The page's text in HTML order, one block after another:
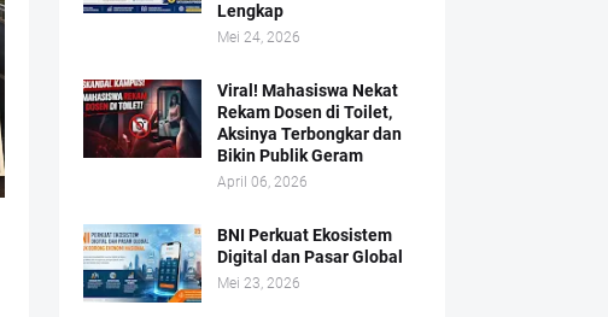
Lengkap
Mei 24, 2026
Viral! Mahasiswa Nekat
Rekam Dosen di Toilet,
Aksinya Terbongkar dan
Bikin Publik Geram
April 06, 2026
BNI Perkuat Ekosistem
Digital dan Pasar Global
Mei 23, 2026